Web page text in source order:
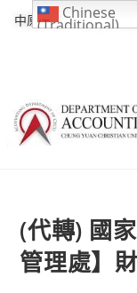
中原大學｜學校行事曆
(代轉) 國
管理處】
Chinese
(Traditional)